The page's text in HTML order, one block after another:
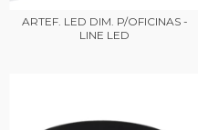
ARTEF. LED DIM. P/OFICINAS -
LINE LED